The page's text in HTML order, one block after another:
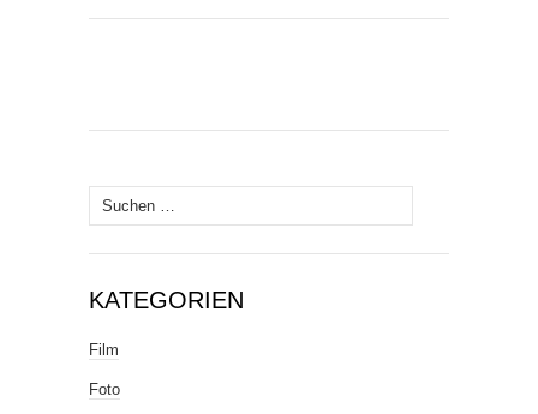
Suche
nach:
KATEGORIEN
Film
Foto